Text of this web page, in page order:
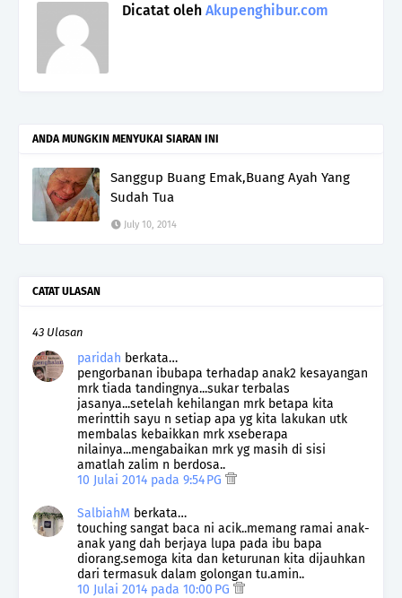
Dicatat oleh Akupenghibur.com
ANDA MUNGKIN MENYUKAI SIARAN INI
Sanggup Buang Emak,Buang Ayah Yang
Sudah Tua
July 10, 2014
CATAT ULASAN
43 Ulasan
paridah berkata…
pengorbanan ibubapa terhadap anak2 kesayangan
mrk tiada tandingnya...sukar terbalas
jasanya...setelah kehilangan mrk betapa kita
merinttih sayu n setiap apa yg kita lakukan utk
membalas kebaikkan mrk xseberapa
nilainya...mengabaikan mrk yg masih di sisi
amatlah zalim n berdosa..
10 Julai 2014 pada 9:54 PG
SalbiahM berkata…
touching sangat baca ni acik..memang ramai anak-
anak yang dah berjaya lupa pada ibu bapa
diorang.semoga kita dan keturunan kita dijauhkan
dari termasuk dalam golongan tu.amin..
10 Julai 2014 pada 10:00 PG